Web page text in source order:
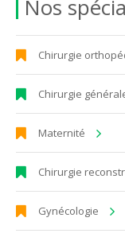
Nos
Chirurgie
Chirurgie
Maternité
Chirurgie
Gynécologie